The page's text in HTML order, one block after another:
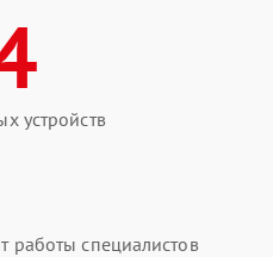
устройств
работы специалистов